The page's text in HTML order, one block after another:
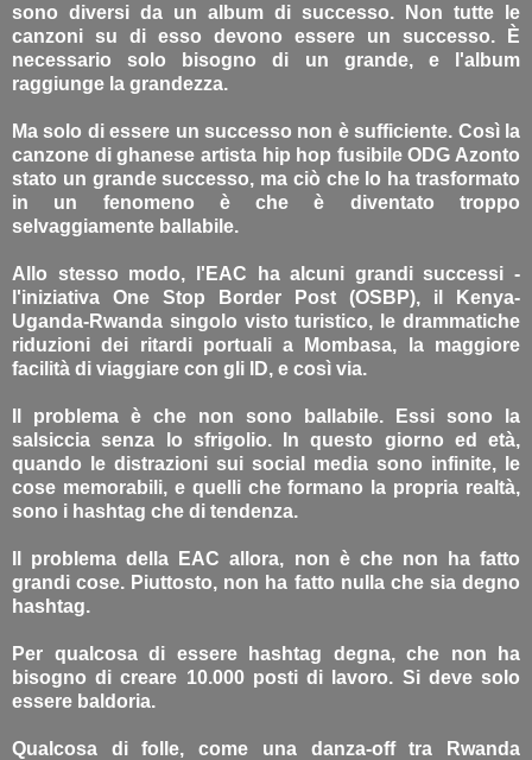
sono diversi da un album di successo. Non tutte le
canzoni su di esso devono essere un successo. È
necessario solo bisogno di un grande, e l'album
raggiunge la grandezza.
Ma solo di essere un successo non è sufficiente. Così la
canzone di ghanese artista hip hop fusibile ODG Azonto
stato un grande successo, ma ciò che lo ha trasformato
in un fenomeno è che è diventato troppo
selvaggiamente ballabile.
Allo stesso modo, l'EAC ha alcuni grandi successi -
l'iniziativa One Stop Border Post (OSBP), il Kenya-
Uganda-Rwanda singolo visto turistico, le drammatiche
riduzioni dei ritardi portuali a Mombasa, la maggiore
facilità di viaggiare con gli ID, e così via.
Il problema è che non sono ballabile. Essi sono la
salsiccia senza lo sfrigolio. In questo giorno ed età,
quando le distrazioni sui social media sono infinite, le
cose memorabili, e quelli che formano la propria realtà,
sono i hashtag che di tendenza.
Il problema della EAC allora, non è che non ha fatto
grandi cose. Piuttosto, non ha fatto nulla che sia degno
hashtag.
Per qualcosa di essere hashtag degna, che non ha
bisogno di creare 10.000 posti di lavoro. Si deve solo
essere baldoria.
Qualcosa di folle, come una danza-off tra Rwanda